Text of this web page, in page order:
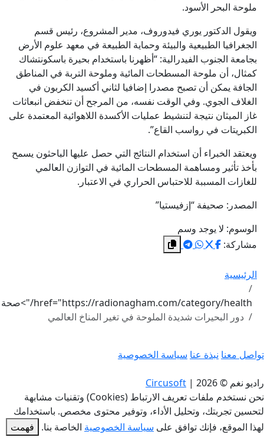
ملوحة البحر الأسود.
ويقول الدكتور يوري فيدوروف، مدير المشروع، رئيس قسم
الجغرافيا الطبيعية والبيئة وحماية الطبيعة في معهد علوم الأرض
بجامعة الجنوب الفيدرالية: “أظهرنا باستخدام بحيرة باسكونتشاك
كمثال، أن ملوحة المسطحات المائية وملوحة التربة في المناطق
الجافة يمكن أن تصبح مصدرا إضافيا لثاني أكسيد الكربون في
الغلاف الجوي. وفي الوقت نفسه، من المرجح أن تنخفض انبعاثات
غاز الميثان نتيجة لتنشيط عمليات الأكسدة اللاهوائية المعتمدة على
الكبريتات في رواسب القاع”.
ويعتقد الخبراء أن استخدام النتائج التي حصل عليها الباحثون يسمح
بأخذ تأثير ومساهمة المسطحات المائية في التوازن العالمي
للغازات المسببة للاحتباس الحراري في الاعتبار.
المصدر: صحيفة “إزفيستيا”
الوسوم: لا يوجد وسم
مشاركة:
الرئيسية
href="https://radionagham.com/category/health/">صحة
دور البحيرات شديدة الملوحة في تغير المناخ العالمي
تواصل معنا نبذة عنا سياسة الخصوصية
راديو نغم © 2026 |
Circusoft
نحن نستخدم ملفات تعريف الارتباط (Cookies) وتقنيات مشابهة
لتحسين تجربتك، وتحليل الأداء، وتوفير محتوى مخصص. باستخدامك
لهذا الموقع، فإنك توافق على سياسة الخصوصية الخاصة بنا. فهمت